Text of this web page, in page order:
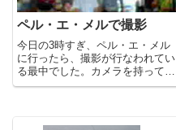
ペル・エ・メルで撮影
今日の3時すぎ、ペル・エ・メル
に行ったら、撮影が行なわれてい
る最中でした。カメラを持ってな
かったので、写真は携帯からで
立っていて、「いらっしゃいま